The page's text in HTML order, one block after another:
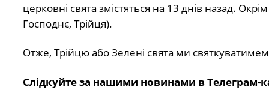
церковні свята змістяться на 13 днів назад.
Господнє, Трійця).
Отже, Трійцю або Зелені свята ми
Слідкуйте за нашими новинами в Телеграм-